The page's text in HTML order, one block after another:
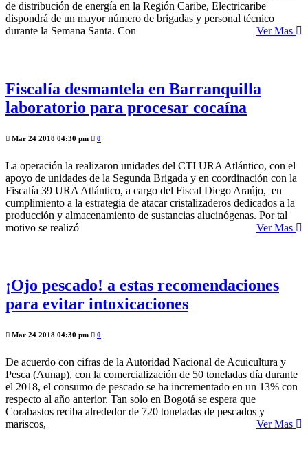
de distribución de energía en la Región Caribe, Electricaribe
dispondrá de un mayor número de brigadas y personal técnico
durante la Semana Santa. Con
Ver Mas
Fiscalía desmantela en Barranquilla
laboratorio para procesar cocaína
Mar 24 2018 04:30 pm 0
La operación la realizaron unidades del CTI URA Atlántico, con el
apoyo de unidades de la Segunda Brigada y en coordinación con la
Fiscalía 39 URA Atlántico, a cargo del Fiscal Diego Araújo, en
cumplimiento a la estrategia de atacar cristalizaderos dedicados a la
producción y almacenamiento de sustancias alucinógenas. Por tal
motivo se realizó
Ver Mas
¡Ojo pescado! a estas recomendaciones
para evitar intoxicaciones
Mar 24 2018 04:30 pm 0
De acuerdo con cifras de la Autoridad Nacional de Acuicultura y
Pesca (Aunap), con la comercialización de 50 toneladas día durante
el 2018, el consumo de pescado se ha incrementado en un 13% con
respecto al año anterior. Tan solo en Bogotá se espera que
Corabastos reciba alrededor de 720 toneladas de pescados y
mariscos,
Ver Mas